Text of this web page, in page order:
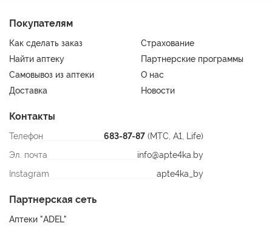
Покупателям
Как сделать заказ
Страхование
Найти аптеку
Партнерские программы
Самовывоз из аптеки
О нас
Доставка
Новости
Контакты
Телефон 683-87-87 (МТС, A1, Life)
Эл. почта
info@apte4ka.by
Instagram
apte4ka_by
Партнерская сеть
Аптеки "ADEL"